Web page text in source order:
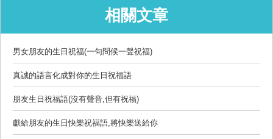
相關文章
男女朋友的生日祝福(一句問候一聲祝福)
真誠的語言化成對你的生日祝福語
朋友生日祝福語(沒有聲音,但有祝福)
獻給朋友的生日快樂祝福語,將快樂送給你